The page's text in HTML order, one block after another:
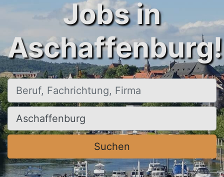
Jobs in
Aschaffenburg!
Beruf, Fachrichtung, Firma
Ort, Stadt
Suchen